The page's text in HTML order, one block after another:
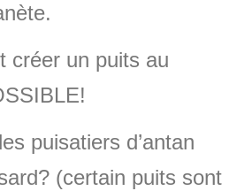
créer un puits au
puisatiers d’antan
(certain puits sont